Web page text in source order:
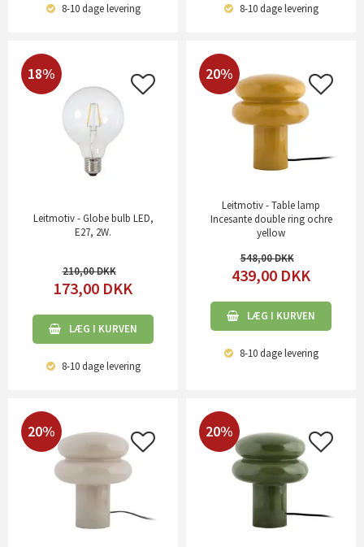
8-10 dagelevering 8-10 dagelevering
18%
Leitmotiv - Globe bulb LED,
E27, 2W.
210,00
173,00 DKK
LÆG I KURVEN
8-10 dagelevering
20%
Leitmotiv - Table lamp
Incesante double ring ochre
yellow
548,00
439,00 DKK
LÆG I KURVEN
8-10 dagelevering
20% 20%